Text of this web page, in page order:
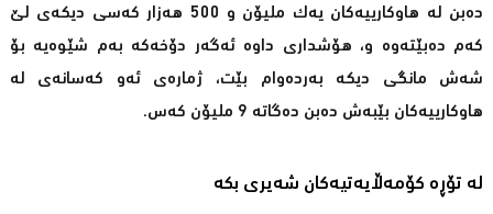
دەبن لە هاوكارییەكان یەك ملیۆن و 500 هەزار كەسی دیكەی لێ
كەم دەبێتەوە و، هۆشداری داوە ئەگەر دۆخەكە بەم شێوەیە بۆ
شەش مانگی دیكە بەردەوام بێت، ژمارەی ئەو كەسانەی لە
هاوكارییەكان بێبەش دەبن دەگاتە 9 ملیۆن كەس.
لە تۆڕە کۆمەڵایەتیەکان شەیری بکە